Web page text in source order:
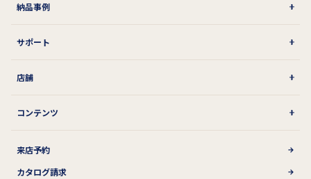
納品事例
サポート
店舗
コンテンツ
来店予約
カタログ請求